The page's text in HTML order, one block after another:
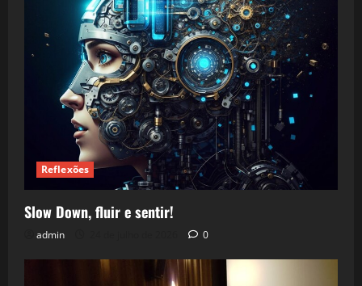
Reflexões
Slow Down, fluir e sentir!
admin 0